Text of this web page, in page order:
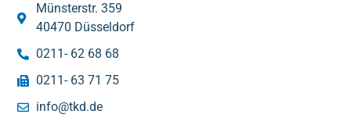
Münsterstr. 359
40470 Düsseldorf
0211- 62 68 68
0211- 63 71 75
info@tkd.de